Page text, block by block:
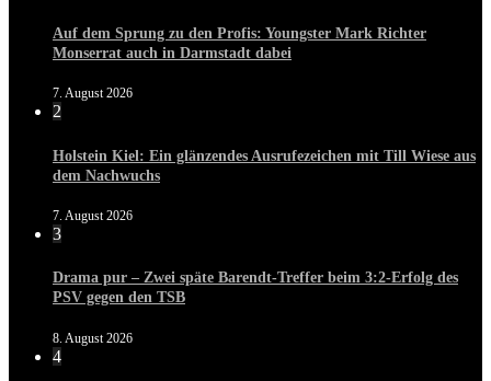
Auf dem Sprung zu den Profis: Youngster Mark Richter
Monserrat auch in Darmstadt dabei
7. August 2026
2
Holstein Kiel: Ein glänzendes Ausrufezeichen mit Till Wiese aus
dem Nachwuchs
7. August 2026
3
Drama pur – Zwei späte Barendt-Treffer beim 3:2-Erfolg des
PSV gegen den TSB
8. August 2026
4